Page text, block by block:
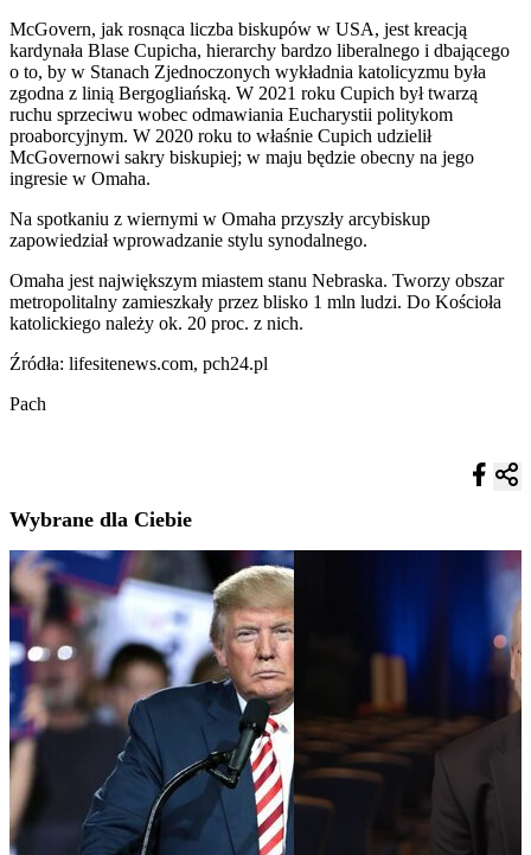
McGovern, jak rosnąca liczba biskupów w USA, jest kreacją
kardynała Blase Cupicha, hierarchy bardzo liberalnego i dbającego
o to, by w Stanach Zjednoczonych wykładnia katolicyzmu była
zgodna z linią Bergogliańską. W 2021 roku Cupich był twarzą
ruchu sprzeciwu wobec odmawiania Eucharystii politykom
proaborcyjnym. W 2020 roku to właśnie Cupich udzielił
McGovernowi sakry biskupiej; w maju będzie obecny na jego
ingresie w Omaha.
Na spotkaniu z wiernymi w Omaha przyszły arcybiskup
zapowiedział wprowadzanie stylu synodalnego.
Omaha jest największym miastem stanu Nebraska. Tworzy obszar
metropolitalny zamieszkały przez blisko 1 mln ludzi. Do Kościoła
katolickiego należy ok. 20 proc. z nich.
Źródła: lifesitenews.com, pch24.pl
Pach
Wybrane dla Ciebie